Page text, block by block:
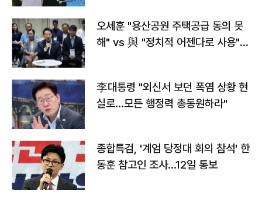
오세훈 "용산공원 주택공급 동의 못
해" vs 與 "정치적 어젠다로 사용"
李대통령 "외신서 보던 폭염 상황 현
실로…모든 행정력 총동원하라"
종합특검, '계엄 당정대 회의 참석' 한
동훈 참고인 조사...12일 통보